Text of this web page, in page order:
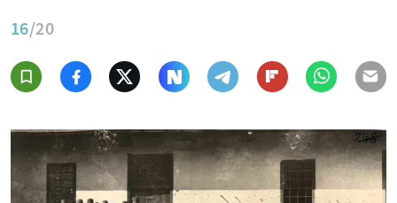
16/20